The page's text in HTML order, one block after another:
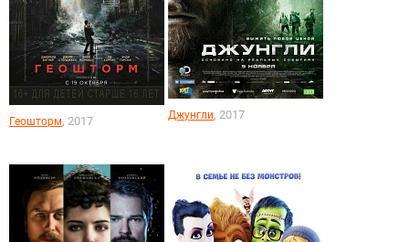
Геошторм, 2017 Джунгли, 2017